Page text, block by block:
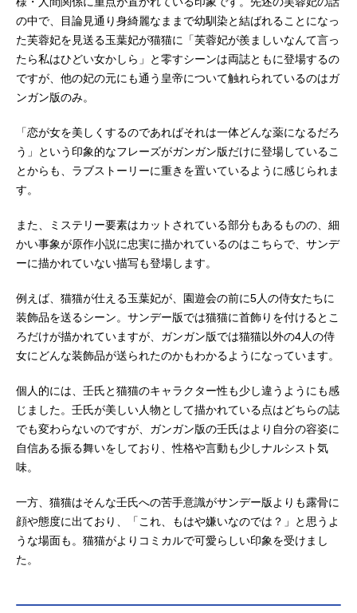
の中で、目論見通り身綺麗なままで幼馴染と結ばれることになっ
た芙蓉妃を見送る玉葉妃が猫猫に「芙蓉妃が羨ましいなんて言っ
たら私はひどい女かしら」と零すシーンは両誌ともに登場するの
ですが、他の妃の元にも通う皇帝について触れられているのはガ
ンガン版のみ。
「恋が女を美しくするのであればそれは一体どんな薬になるだろ
う」という印象的なフレーズがガンガン版だけに登場しているこ
とからも、ラブストーリーに重きを置いているように感じられま
す。
また、ミステリー要素はカットされている部分もあるものの、細
かい事象が原作小説に忠実に描かれているのはこちらで、サンデ
ーに描かれていない描写も登場します。
例えば、猫猫が仕える玉葉妃が、園遊会の前に5人の侍女たちに
装飾品を送るシーン。サンデー版では猫猫に首飾りを付けるとこ
ろだけが描かれていますが、ガンガン版では猫猫以外の4人の侍
女にどんな装飾品が送られたのかもわかるようになっています。
個人的には、壬氏と猫猫のキャラクター性も少し違うようにも感
じました。壬氏が美しい人物として描かれている点はどちらの誌
でも変わらないのですが、ガンガン版の壬氏はより自分の容姿に
自信ある振る舞いをしており、性格や言動も少しナルシスト気
味。
一方、猫猫はそんな壬氏への苦手意識がサンデー版よりも露骨に
顔や態度に出ており、「これ、もはや嫌いなのでは？」と思うよ
うな場面も。猫猫がよりコミカルで可愛らしい印象を受けまし
た。